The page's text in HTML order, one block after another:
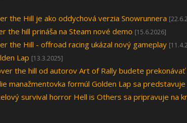
the Hill je ako oddychová verzia Snowrunnera
the hill prináša na Steam nové demo [15.6.2026]
the Hill - offroad racing ukázal nový gameplay
Lap [13.3.2025]
the hill od autorov Art of Rally budete
manažmentovka formúl Golden Lap sa predstavuje
survival horror Hell is Others sa pripravuje na